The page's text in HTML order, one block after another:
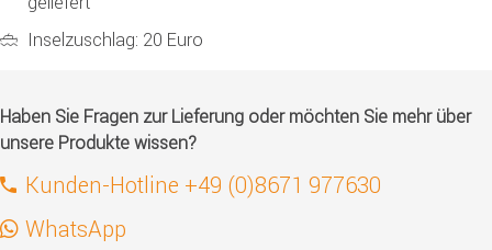
Inselzuschlag: 20 Euro
Haben Sie Fragen zur Lieferung oder möchten Sie mehr über
unsere Produkte wissen?
Kunden-Hotline +49 (0)8671 977630
WhatsApp